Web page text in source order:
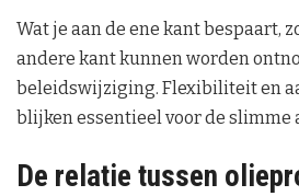
Wat je aan de ene kant bespaart,
andere kant kunnen worden
beleidswijziging. Flexibiliteit en
blijken essentieel voor de slimme
De relatie tussen